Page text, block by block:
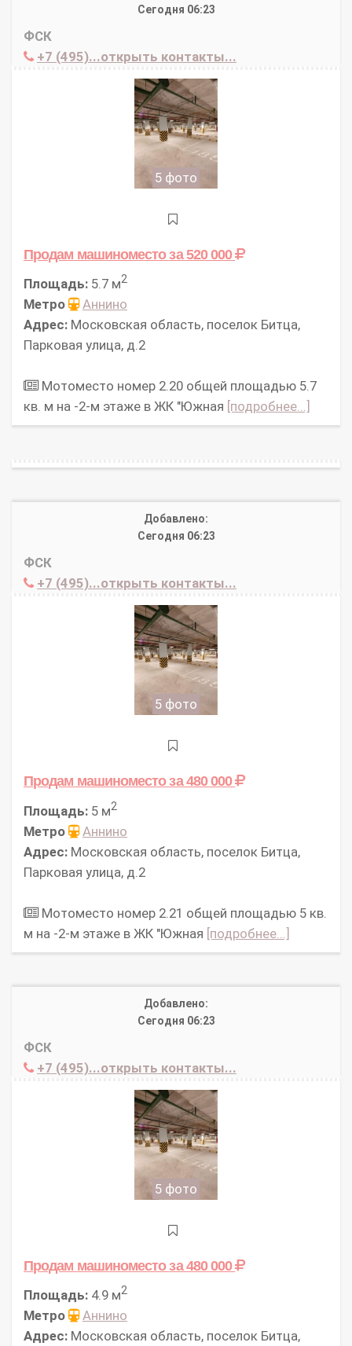
Сегодня 06:23
ФСК
+7 (495)...открыть контакты...
5 фото
Продам машиноместоза 520 000
Площадь: 5.7 м2
Метро
Аннино
Адрес: Московская область, поселок Битца,
Парковая улица, д.2
Мотоместо номер 2.20 общей площадью 5.7
кв. м на -2-м этаже в ЖК "Южная [подробнее...]
Добавлено:
Сегодня 06:23
ФСК
+7 (495)...открыть контакты...
5 фото
Продам машиноместоза 480 000
Площадь: 5 м2
Метро
Аннино
Адрес: Московская область, поселок Битца,
Парковая улица, д.2
Мотоместо номер 2.21 общей площадью 5 кв.
м на -2-м этаже в ЖК "Южная [подробнее...]
Добавлено:
Сегодня 06:23
ФСК
+7 (495)...открыть контакты...
5 фото
Продам машиноместоза 480 000
Площадь: 4.9 м2
Метро
Аннино
Адрес: Московская область, поселок Битца,